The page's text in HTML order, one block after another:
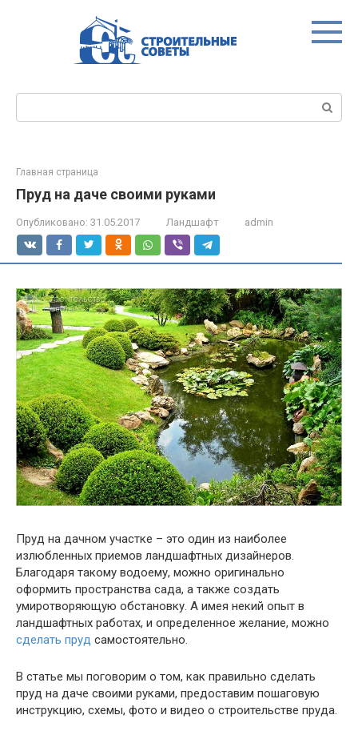
Главная страница
Пруд на даче своими руками
Опубликовано: 31.05.2017 Ландшафт admin
Пруд на дачном участке – это один из наиболее
излюбленных приемов ландшафтных дизайнеров.
Благодаря такому водоему, можно оригинально
оформить пространства сада, а также создать
умиротворяющую обстановку. А имея некий опыт в
ландшафтных работах, и определенное желание, можно
сделать пруд самостоятельно.
В статье мы поговорим о том, как правильно сделать
пруд на даче своими руками, предоставим пошаговую
инструкцию, схемы, фото и видео о строительстве пруда.